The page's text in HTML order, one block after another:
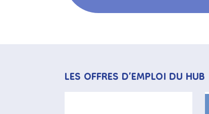
LES OFFRES D’EMPLOI DU HUB